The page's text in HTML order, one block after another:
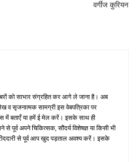
वर्गीज कुरियन
को साभार संग्रहित कर आगे ले जाना है। अब
सृजनात्मक सामग्री इस वेबपत्रिका पर
में बताएँ या हमें ई मेल करें। इसके साथ ही
अपने चिकित्सक, सौंदर्य विशेषज्ञ या किसी भी
से पूर्व आप खुद पड़ताल अवश्य करें। इसके